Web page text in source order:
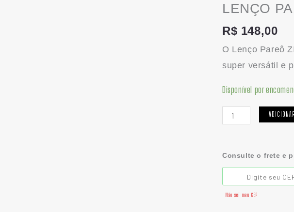
LENÇO
R$ 148,00
O Lenço Pareô
super versátil e
Disponível por
LENÇO
TROPICAL
|
SEDA
quantidade
Consulte o frete e
Não sei meu CEP